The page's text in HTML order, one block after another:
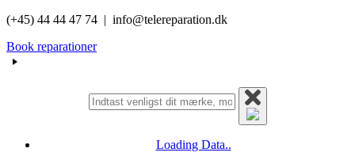
Videre
indhold
(+45) 44 44 47 74 | info@telereparation.dk
Book reparationer
Loading Data..